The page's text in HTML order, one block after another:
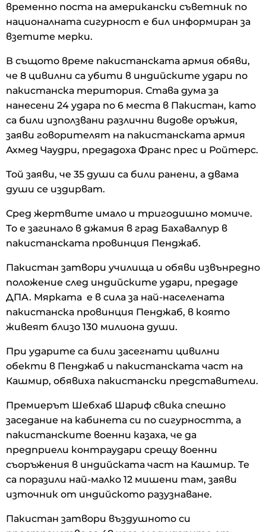
временно поста на американски съветник по
националната сигурност е бил информиран за
взетите мерки.
В същото време пакистанската армия обяви,
че 8 цивилни са убити в индийските удари по
пакистанска територия. Става дума за
нанесени 24 удара по 6 места в Пакистан, като
са били използвани различни видове оръжия,
заяви говорителят на пакистанската армия
Ахмед Чаудри, предадоха Франс прес и Ройтерс.
Той заяви, че 35 души са били ранени, а двама
души се издирват.
Сред жертвите имало и тригодишно момиче.
То е загинало в джамия в град Бахавалпур в
пакистанската провинция Пенджаб.
Пакистан затвори училища и обяви извънредно
положение след индийските удари, предаде
ДПА. Мярката е в сила за най-населената
пакистанска провинция Пенджаб, в която
живеят близо 130 милиона души.
При ударите са били засегнати цивилни
обекти в Пенджаб и пакистанската част на
Кашмир, обявиха пакистански представители.
Премиерът Шебхаб Шариф свика спешно
заседание на кабинета си по сигурността, а
пакистанските военни казаха, че да
предприели контраудари срещу военни
съоръжения в индийската част на Кашмир. Те
са поразили най-малко 12 мишени там, заяви
източник от индийското разузнаване.
Пакистан затвори въздушното си